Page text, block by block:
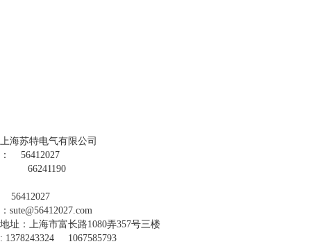
上海苏特电气有限公司
：
56412027
66241190
56412027
： sute@56412027.com
地址：上海市富长路1080弄357号三楼
: 1378243324 1067585793